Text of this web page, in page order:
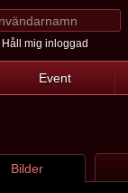
Håll mig inloggad
Event
Bilder